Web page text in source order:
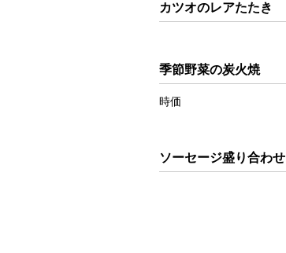
カツオのレアたたき
季節野菜の炭火焼
時価
ソーセージ盛り合わせ